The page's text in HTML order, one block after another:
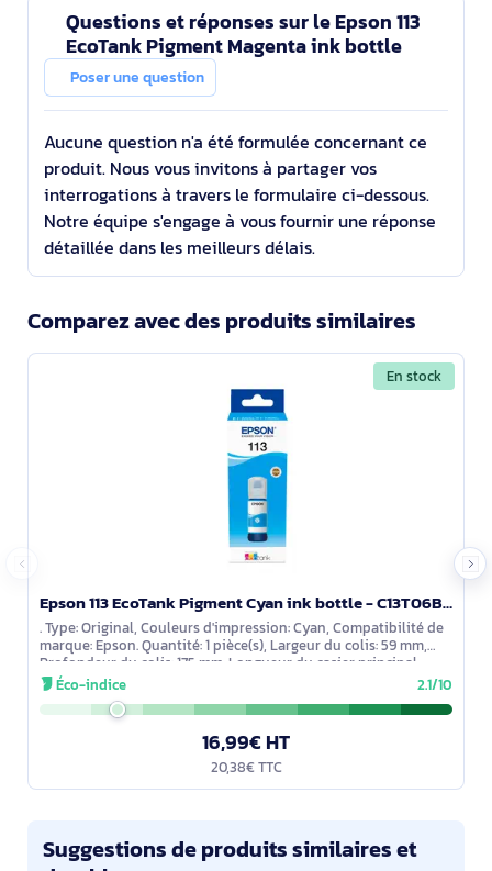
Questions et réponses sur le Epson 113
EcoTank Pigment Magenta ink bottle
Poser une question
Aucune question n'a été formulée concernant ce
produit. Nous vous invitons à partager vos
interrogations à travers le formulaire ci-dessous.
Notre équipe s'engage à vous fournir une réponse
détaillée dans les meilleurs délais.
Comparez avec des produits similaires
En stock
Epson 113 EcoTank Pigment Cyan ink bottle - C13T06B240
. Type: Original, Couleurs d'impression: Cyan, Compatibilité de
marque: Epson. Quantité: 1 pièce(s), Largeur du colis: 59 mm,
Profondeur du colis: 175 mm. Longueur du casier principal
(externe): 480
Éco-indice 2.1/10
16,99€ HT
20,38€ TTC
Suggestions de produits similaires et